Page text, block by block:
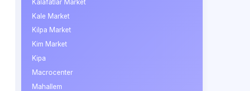
Kalafatlar Market
Kale Market
Kilpa Market
Kim Market
Kipa
Macrocenter
Mahallem